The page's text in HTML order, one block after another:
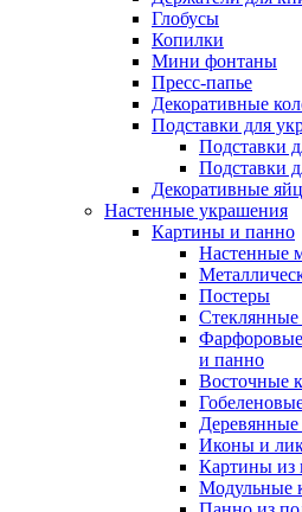
Глобусы
Копилки
Мини фонтаны
Пресс-папье
Декоративные
Подставки для
Подставки
Подставки
Декоративные
Настенные украшения
Картины и панно
Настенные
Постеры
и панно
Восточные
Иконы и
Картины из
Модульные